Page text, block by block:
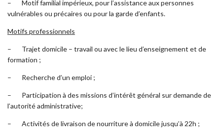
– Motif familial impérieux, pour l’assistance aux personnes
vulnérables ou précaires ou pour la garde d’enfants.
Motifs professionnels
– Trajet domicile – travail ou avec le lieu d’enseignement et de
formation ;
– Recherche d’un emploi ;
– Participation à des missions d’intérêt général sur demande de
l’autorité administrative;
– Activités de livraison de nourriture à domicile jusqu’à 22h ;